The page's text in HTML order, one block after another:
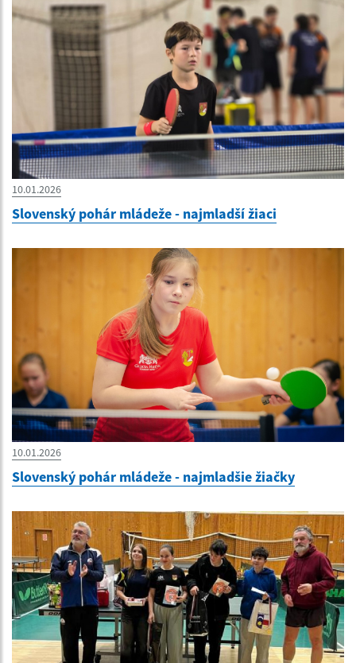
10.01.2026
Slovenský pohár mládeže - najmladší žiaci
10.01.2026
Slovenský pohár mládeže - najmladšie žiačky